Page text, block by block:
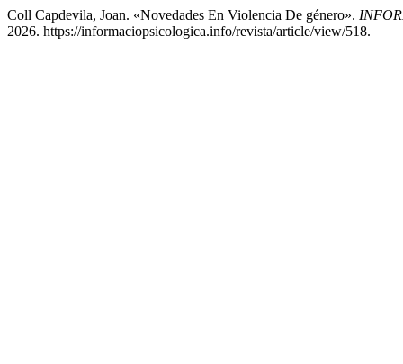
Coll Capdevila, Joan. «Novedades En Violencia De género».
2026. https://informaciopsicologica.info/revista/article/view/518.